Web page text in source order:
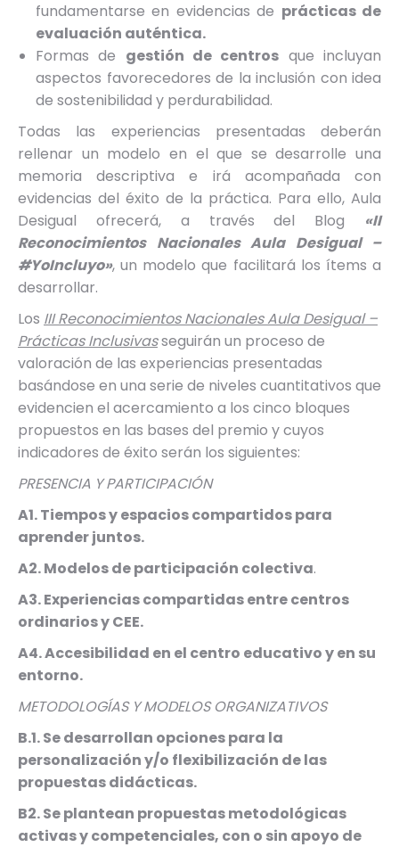
fundamentarse en evidencias de prácticas de
evaluación auténtica.
Formas de gestión de centros que incluyan
aspectos favorecedores de la inclusión con idea
de sostenibilidad y perdurabilidad.
Todas las experiencias presentadas deberán
rellenar un modelo en el que se desarrolle una
memoria descriptiva e irá acompañada con
evidencias del éxito de la práctica. Para ello, Aula
Desigual ofrecerá, a través del Blog «II
Reconocimientos Nacionales Aula Desigual –
#YoIncluyo», un modelo que facilitará los ítems a
desarrollar.
Los III Reconocimientos Nacionales Aula Desigual –
Prácticas Inclusivasseguirán un proceso de
valoración de las experiencias presentadas
basándose en una serie de niveles cuantitativos que
evidencien el acercamiento a los cinco bloques
propuestos en las bases del premio y cuyos
indicadores de éxito serán los siguientes:
PRESENCIA Y PARTICIPACIÓN
A1. Tiempos y espacios compartidos para
aprender juntos.
A2. Modelos de participación colectiva.
A3. Experiencias compartidas entre centros
ordinarios y CEE.
A4. Accesibilidad en el centro educativo y en su
entorno.
METODOLOGÍAS Y MODELOS ORGANIZATIVOS
B.1. Se desarrollan opciones para la
personalización y/o flexibilización de las
propuestas didácticas.
B2. Se plantean propuestas metodológicas
activas y competenciales, con o sin apoyo de